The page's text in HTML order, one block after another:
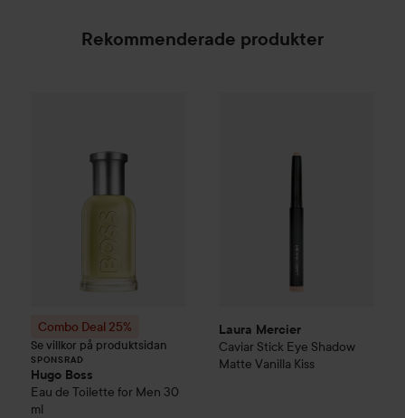
Rekommenderade produkter
Combo Deal 25%
Se villkor på produktsidan
SPONSRAD
Hugo Boss
Eau de Toilette for Men 30
ml
Laura Mercier
Caviar Stick Eye Shadow
Matte Vanilla Kiss